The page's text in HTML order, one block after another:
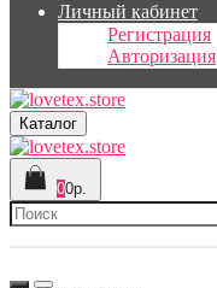
Личный кабинет
Регистрация
Авторизация
Каталог
00р.